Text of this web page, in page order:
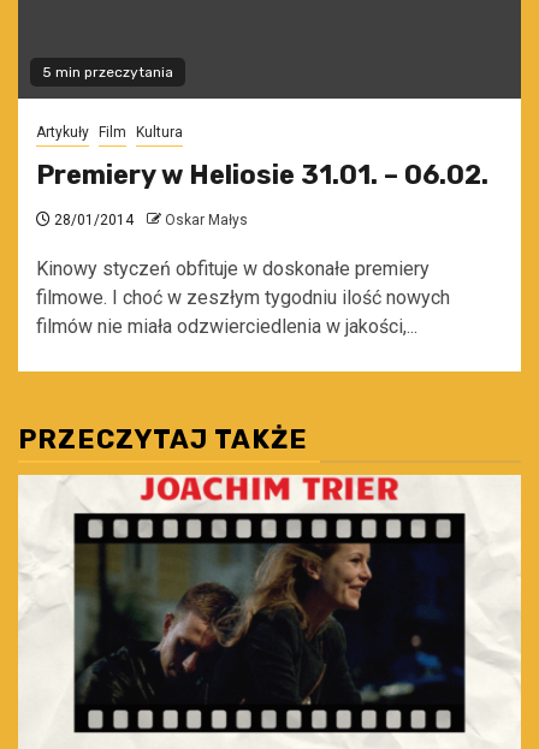
5 min przeczytania
Artykuły Film Kultura
Premiery w Heliosie 31.01. – 06.02.
28/01/2014 Oskar Małys
Kinowy styczeń obfituje w doskonałe premiery
filmowe. I choć w zeszłym tygodniu ilość nowych
filmów nie miała odzwierciedlenia w jakości,...
PRZECZYTAJ TAKŻE